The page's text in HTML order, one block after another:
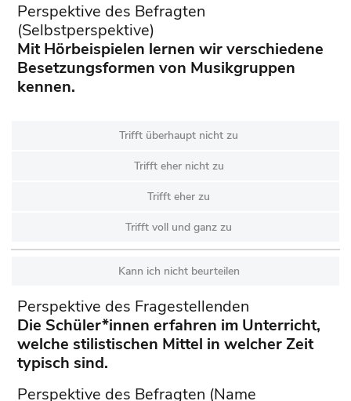
Perspektive des Befragten
(Selbstperspektive)
Mit Hörbeispielen lernen wir verschiedene
Besetzungsformen von Musikgruppen
kennen.
Trifft überhaupt nicht zu
Trifft eher nicht zu
Trifft eher zu
Trifft voll und ganz zu
Kann ich nicht beurteilen
Perspektive des Fragestellenden
Die Schüler*innen erfahren im Unterricht,
welche stilistischen Mittel in welcher Zeit
typisch sind.
Perspektive des Befragten (Name